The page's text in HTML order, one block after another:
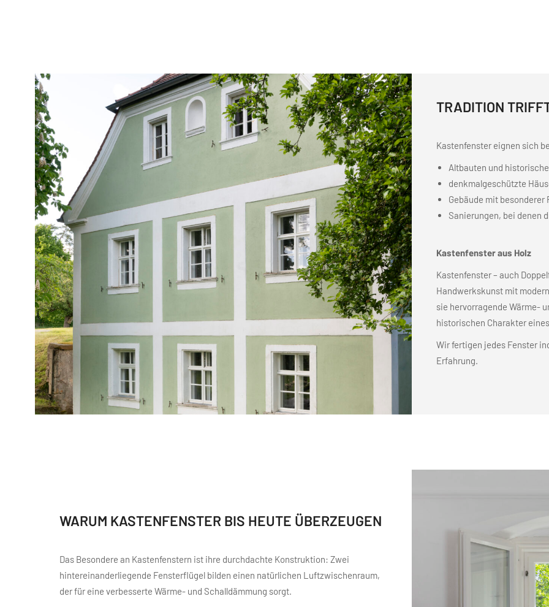
TRADITION
Kastenfenster eignen sich
Altbauten und
denkmalgeschützte
Gebäude mit
Sanierungen, bei denen
Kastenfenster aus Holz
Kastenfenster – auch
Handwerkskunst mit
sie hervorragende Wärme-
historischen Charakter
Wir fertigen jedes Fenster
Erfahrung.
WARUM KASTENFENSTER BIS HEUTE ÜBERZEUGEN
Das Besondere an Kastenfenstern ist ihre durchdachte Konstruktion: Zwei
hintereinanderliegende Fensterflügel bilden einen natürlichen Luftzwischenraum,
der für eine verbesserte Wärme- und Schalldämmung sorgt.